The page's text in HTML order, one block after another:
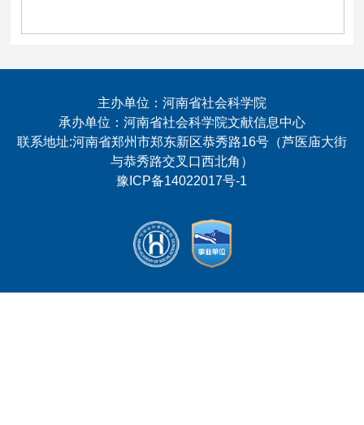
主办单位：河南省社会科学院
承办单位：河南省社会科学院文献信息中心
联系地址:河南省郑州市郑东新区恭秀路16号（芦医庙大街
与恭秀路交叉口西北角）
豫ICP备14022017号-1